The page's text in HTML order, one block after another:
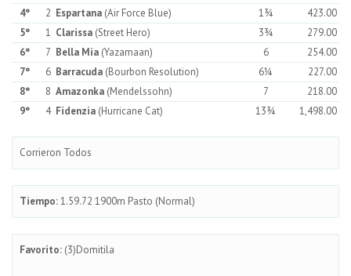
4°
2 Espartana (Air Force Blue) 1¾
423.00
5°
1 Clarissa (Street Hero) 3¾
279.00
6°
7 Bella Mia (Yazamaan) 6
254.00
7°
6 Barracuda (Bourbon Resolution) 6¼
227.00
8°
8 Amazonka (Mendelssohn) 7
218.00
9°
4 Fidenzia (Hurricane Cat) 13¾ 1,498.00
Corrieron Todos
Tiempo:1.59.72 1900m Pasto (Normal)
Favorito: (3)Domitila